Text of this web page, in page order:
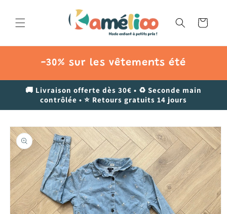
au
contenu
Panier
-30% sur les vêtements été
🚚 Livraison offerte dès 30€ • ♻️ Seconde main
contrôlée • ⭐ Retours gratuits 14 jours
Passer aux
informations
produits